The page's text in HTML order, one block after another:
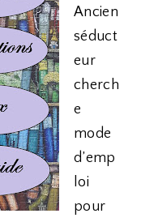
Ancien
séduct
eur
cherch
e
mode
d’emp
loi
pour